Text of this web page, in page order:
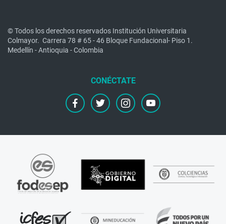
© Todos los derechos reservados Institución Universitaria
Colmayor. Carrera 78 # 65 - 46 Bloque Fundacional- Piso 1.
Medellín - Antioquia - Colombia
facebooktwitter instagramyoutube